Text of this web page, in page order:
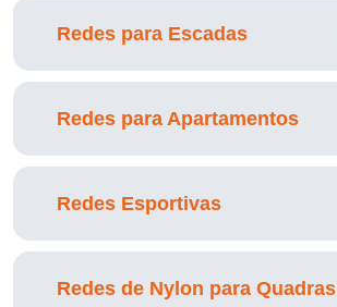
Redes para Escadas
Redes para Apartamentos
Redes Esportivas
Redes de Nylon para Quadras